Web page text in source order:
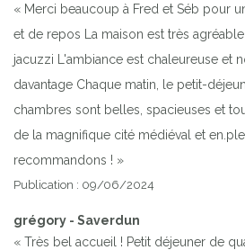
« Merci beaucoup à Fred et Séb pour
et de repos La maison est très
jacuzzi L'ambiance est chaleureuse et
davantage Chaque matin, le petit-
chambres sont belles, spacieuses et
de la magnifique cité médiéval et
recommandons ! »
Publication : 09/06/2024
grégory - Saverdun
« Très bel accueil ! Petit déjeuner de